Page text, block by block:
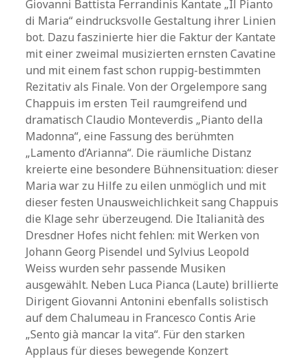
Giovanni Battista Ferrandinis Kantate „Il Pianto
di Maria“ eindrucksvolle Gestaltung ihrer Linien
bot. Dazu faszinierte hier die Faktur der Kantate
mit einer zweimal musizierten ernsten Cavatine
und mit einem fast schon ruppig-bestimmten
Rezitativ als Finale. Von der Orgelempore sang
Chappuis im ersten Teil raumgreifend und
dramatisch Claudio Monteverdis „Pianto della
Madonna“, eine Fassung des berühmten
„Lamento d’Arianna“. Die räumliche Distanz
kreierte eine besondere Bühnensituation: dieser
Maria war zu Hilfe zu eilen unmöglich und mit
dieser festen Unausweichlichkeit sang Chappuis
die Klage sehr überzeugend. Die Italianità des
Dresdner Hofes nicht fehlen: mit Werken von
Johann Georg Pisendel und Sylvius Leopold
Weiss wurden sehr passende Musiken
ausgewählt. Neben Luca Pianca (Laute) brillierte
Dirigent Giovanni Antonini ebenfalls solistisch
auf dem Chalumeau in Francesco Contis Arie
„Sento già mancar la vita“. Für den starken
Applaus für dieses bewegende Konzert